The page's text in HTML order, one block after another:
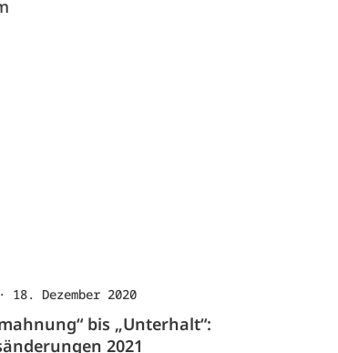
· 18. Dezember 2020
bis „Unterhalt“:
2021